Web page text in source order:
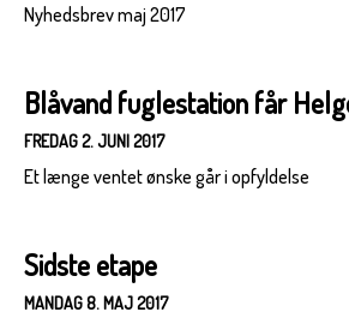
Nyhedsbrev maj 2017
Blåvand fuglestation får
FREDAG 2. JUNI 2017
Et længe ventet ønske går i opfyldelse
Sidste etape
MANDAG 8. MAJ 2017